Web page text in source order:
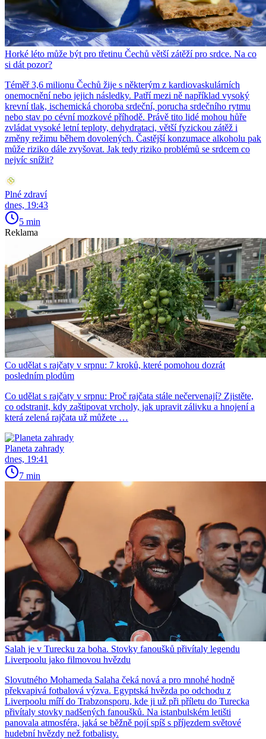
Horké léto může být pro třetinu Čechů větší zátěží pro srdce. Na co
si dát pozor?
Téměř 3,6 milionu Čechů žije s některým z kardiovaskulárních
onemocnění nebo jejich následky. Patří mezi ně například vysoký
krevní tlak, ischemická choroba srdeční, porucha srdečního rytmu
nebo stav po cévní mozkové příhodě. Právě tito lidé mohou hůře
zvládat vysoké letní teploty, dehydrataci, větší fyzickou zátěž i
změny režimu během dovolených. Častější konzumace alkoholu pak
může riziko dále zvyšovat. Jak tedy riziko problémů se srdcem co
nejvíc snížit?
Plné zdraví
dnes, 19:43
5 min
Reklama
Co udělat s rajčaty v srpnu: 7 kroků, které pomohou dozrát
posledním plodům
Co udělat s rajčaty v srpnu: Proč rajčata stále nečervenají? Zjistěte,
co odstranit, kdy zaštipovat vrcholy, jak upravit zálivku a hnojení a
která zelená rajčata už můžete …
Planeta zahrady
dnes, 19:41
7 min
Salah je v Turecku za boha. Stovky fanoušků přivítaly legendu
Liverpoolu jako filmovou hvězdu
Slovutného Mohameda Salaha čeká nová a pro mnohé hodně
překvapivá fotbalová výzva. Egyptská hvězda po odchodu z
Liverpoolu míří do Trabzonsporu, kde ji už při příletu do Turecka
přivítaly stovky nadšených fanoušků. Na istanbulském letišti
panovala atmosféra, jaká se běžně pojí spíš s příjezdem světové
hudební hvězdy než fotbalisty.